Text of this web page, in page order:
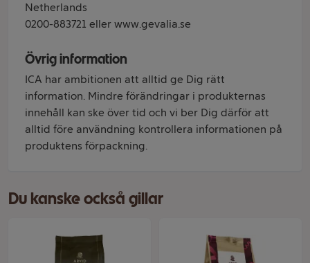
Netherlands
0200-883721 eller www.gevalia.se
Övrig information
ICA har ambitionen att alltid ge Dig rätt
information. Mindre förändringar i produkternas
innehåll kan ske över tid och vi ber Dig därför att
alltid före användning kontrollera informationen på
produktens förpackning.
Du kanske också gillar